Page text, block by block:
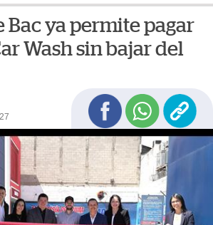
Bac ya permite pagar
Wash sin bajar del